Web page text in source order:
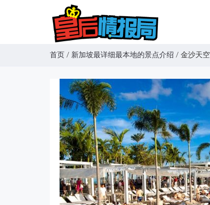
首页 / 新加坡最详细最本地的景点介绍 / 金沙天